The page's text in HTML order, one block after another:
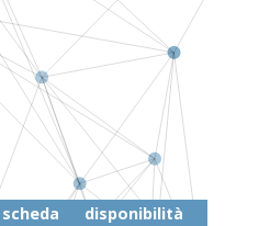
scheda disponibilità